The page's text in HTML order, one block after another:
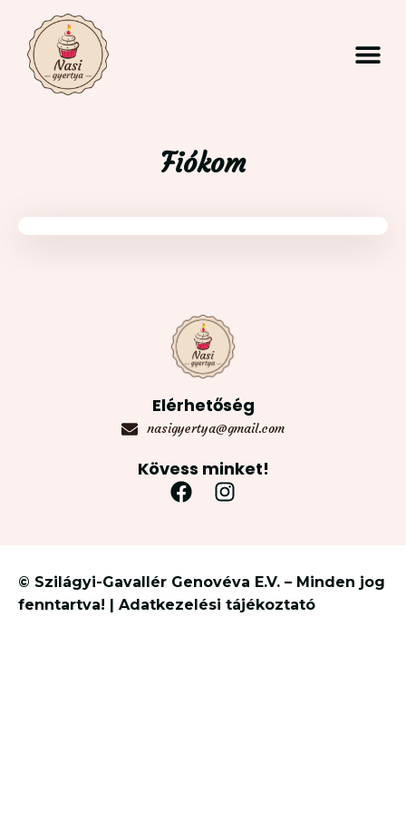
Fiókom
Elérhetőség
nasigyertya@gmail.com
Kövess minket!
© Szilágyi-Gavallér Genovéva E.V. – Minden jog
fenntartva! | Adatkezelési tájékoztató